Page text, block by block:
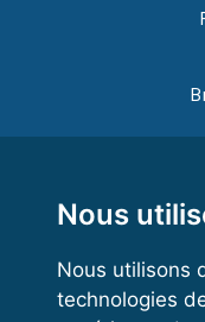
Nous
Nous utilisons
technologies